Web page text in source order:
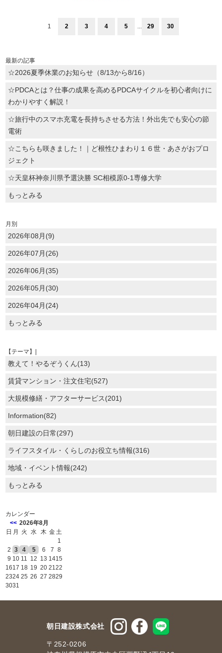
1 2 3 4 5 29 30
最新の記事
☆2026夏季休業のお知らせ（8/13から8/16）
☆PDCAとは？仕事の成果を高めるPDCAサイクルを初心者向けに
わかりやすく解説！
☆旅行中のスマホ充電を長持ちさせる方法！外出先でも安心の節
電術
☆こちらも咲きました！｜ど根性ひまわり１６世・あさがおプロ
ジェクト
☆天皇杯神奈川県予選決勝 SC相模原0-1専修大学
もっとみる
月別
2026年08月(9)
2026年07月(26)
2026年06月(35)
2026年05月(30)
2026年04月(24)
もっとみる
【テーマ】|
教えて！やるぞうくん(13)
賃貸マンション・注文住宅(527)
大規模修繕・アフターサービス(201)
Information(82)
朝日建設の日常(297)
ライフスタイル・くらしのお役立ち情報(316)
地域・イベント情報(242)
もっとみる
カレンダー
<< 2026年8月
日 月 火 水 木 金 土
1
2 3 4 5 6 7 8
9 10 11 12 13 1415
1617 18 19 20 2122
2324 25 26 27 2829
3031
朝日建設株式会社
〒252-0206